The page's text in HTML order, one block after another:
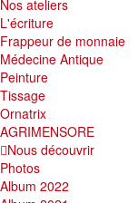
Nos ateliers
L'écriture
Frappeur de monnaie
Médecine Antique
Peinture
Tissage
Ornatrix
AGRIMENSORE
Nous découvrir
Photos
Album 2022